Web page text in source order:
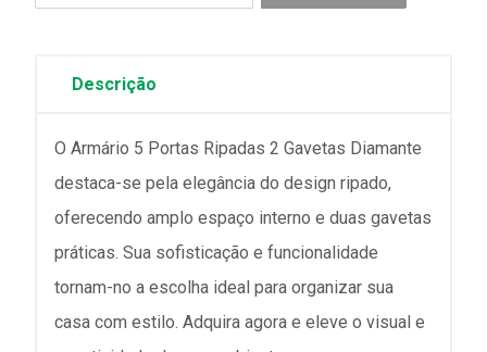
Descrição
O Armário 5 Portas Ripadas 2 Gavetas Diamante
destaca-se pela elegância do design ripado,
oferecendo amplo espaço interno e duas gavetas
práticas. Sua sofisticação e funcionalidade
tornam-no a escolha ideal para organizar sua
casa com estilo. Adquira agora e eleve o visual e